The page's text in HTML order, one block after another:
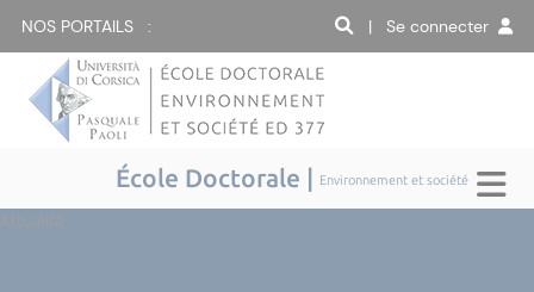
NOS PORTAILS : | Se connecter
École Doctorale | Environnement et société